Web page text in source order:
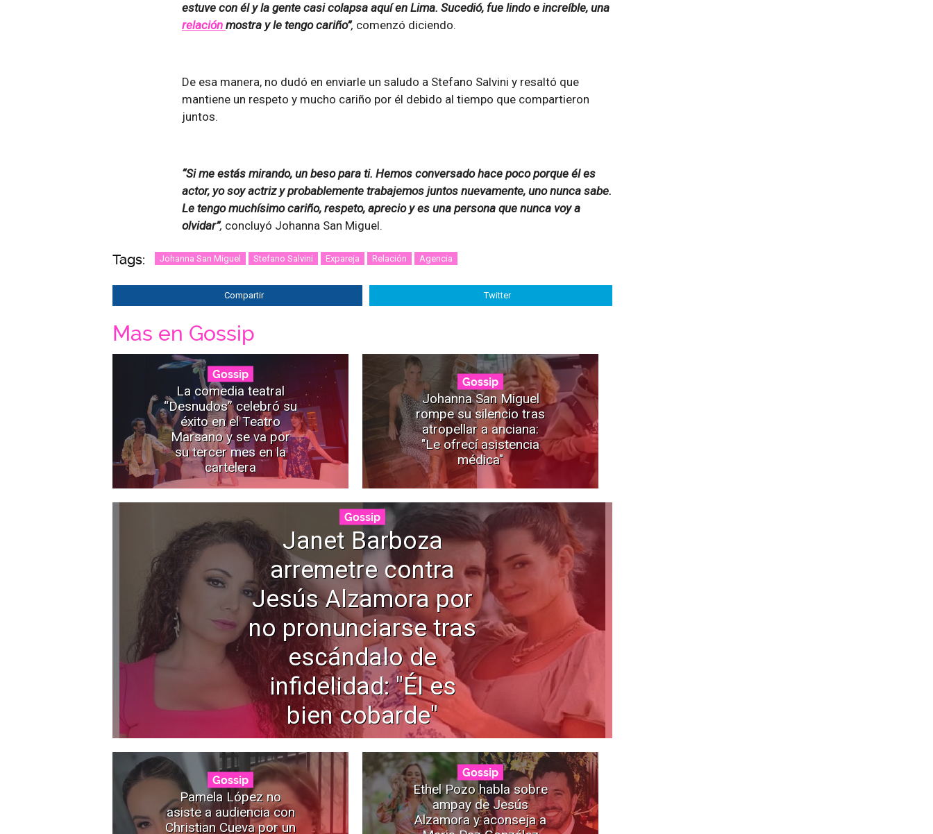
estuve con él y la gente casi colapsa aquí en Lima. Sucedió, fue lindo e increíble, una
relación mostra y le tengo cariño”, comenzó diciendo.
De esa manera, no dudó en enviarle un saludo a Stefano Salvini y resaltó que
mantiene un respeto y mucho cariño por él debido al tiempo que compartieron
juntos.
“Si me estás mirando, un beso para ti. Hemos conversado hace poco porque él es
actor, yo soy actriz y probablemente trabajemos juntos nuevamente, uno nunca sabe.
Le tengo muchísimo cariño, respeto, aprecio y es una persona que nunca voy a
olvidar”, concluyó Johanna San Miguel.
Tags: Johanna San Miguel Stefano Salvini Expareja Relación Agencia
Compartir Twitter
Mas en Gossip
Gossip
La comedia teatral
“Desnudos” celebró su
éxito en el Teatro
Marsano y se va por
su tercer mes en la
cartelera
Gossip
Johanna San Miguel
rompe su silencio tras
atropellar a anciana:
"Le ofrecí asistencia
médica"
Gossip
Janet Barboza
arremetre contra
Jesús Alzamora por
no pronunciarse tras
escándalo de
infidelidad: "Él es
bien cobarde"
Gossip
Pamela López no
asiste a audiencia con
Christian Cueva por un
Gossip
Ethel Pozo habla sobre
ampay de Jesús
Alzamora y aconseja a